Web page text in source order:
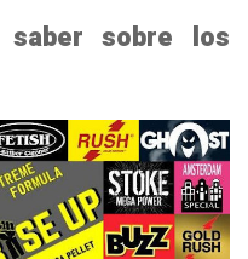
sobre los